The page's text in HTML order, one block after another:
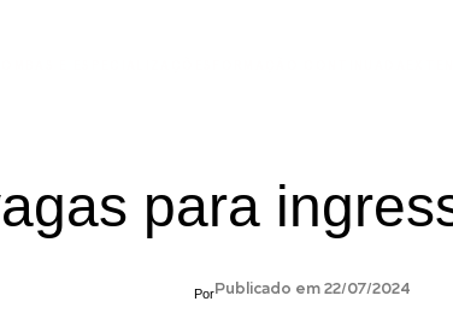
para
PorPublicado em 22/07/2024